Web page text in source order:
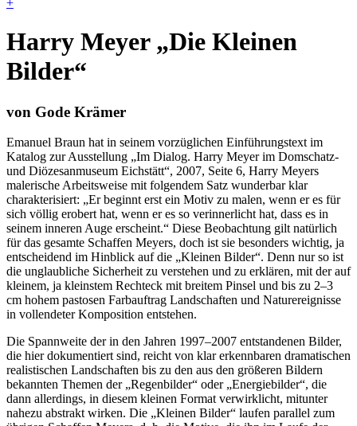
Harry Meyer „Die Kleinen
Bilder“
von Gode Krämer
Emanuel Braun hat in seinem vorzüglichen Einführungstext im
Katalog zur Ausstellung „Im Dialog. Harry Meyer im Domschatz-
und Diözesanmuseum Eichstätt“, 2007, Seite 6, Harry Meyers
malerische Arbeitsweise mit folgendem Satz wunderbar klar
charakterisiert: „Er beginnt erst ein Motiv zu malen, wenn er es für
sich völlig erobert hat, wenn er es so verinnerlicht hat, dass es in
seinem inneren Auge erscheint.“ Diese Beobachtung gilt natürlich
für das gesamte Schaffen Meyers, doch ist sie besonders wichtig, ja
entscheidend im Hinblick auf die „Kleinen Bilder“. Denn nur so ist
die unglaubliche Sicherheit zu verstehen und zu erklären, mit der auf
kleinem, ja kleinstem Rechteck mit breitem Pinsel und bis zu 2–3
cm hohem pastosen Farbauftrag Landschaften und Naturereignisse
in vollendeter Komposition entstehen.
Die Spannweite der in den Jahren 1997–2007 entstandenen Bil­der,
die hier dokumentiert sind, reicht von klar erkennbaren dramatischen
realistischen Landschaften bis zu den aus den größeren Bildern
bekannten Themen der „Regenbilder“ oder „Energie­bilder“, die
dann allerdings, in diesem kleinen Format verwirklicht, mitunter
nahezu abstrakt wirken. Die „Kleinen Bilder“ laufen parallel zum